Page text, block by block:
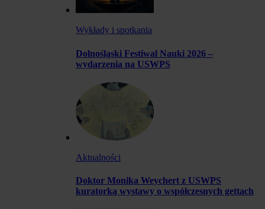
Wykłady i spotkania
Dolnośląski Festiwal Nauki 2026 –
wydarzenia na USWPS
Aktualności
Doktor Monika Weychert z USWPS
kuratorką wystawy o współczesnych gettach